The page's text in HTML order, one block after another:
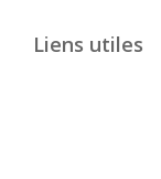
Liens utiles